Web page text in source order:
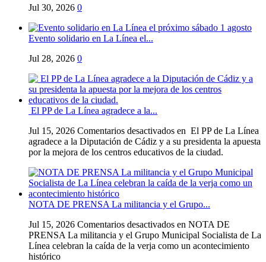
Jul 30, 2026 0
Evento solidario en La Línea el...
Jul 28, 2026 0
El PP de La Línea agradece a la...
Jul 15, 2026 Comentarios desactivados en El PP de La Línea
agradece a la Diputación de Cádiz y a su presidenta la apuesta
por la mejora de los centros educativos de la ciudad.
NOTA DE PRENSA La militancia y el Grupo...
Jul 15, 2026 Comentarios desactivados en NOTA DE
PRENSA La militancia y el Grupo Municipal Socialista de La
Línea celebran la caída de la verja como un acontecimiento
histórico